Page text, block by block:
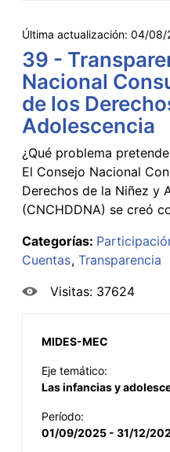
Última actualización: 04/08/
39 -
Nacional
de los
Adolescencia
¿Qué problema
El Consejo Nacional
Derechos de la Niñez y
(CNCHDDNA) se creó
Categorías:
Cuentas Transparencia
Visitas: 37624
MIDES-MEC
Eje temático:
Las infancias y
Período:
01/09/2025 - 31/12/